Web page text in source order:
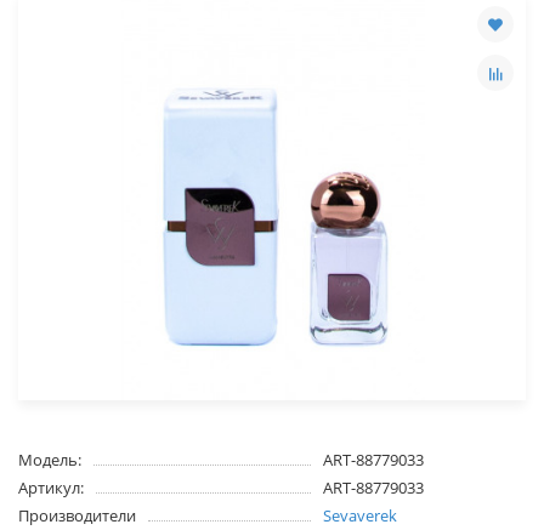
Модель:
ART-88779033
Артикул:
ART-88779033
Производители
Sevaverek